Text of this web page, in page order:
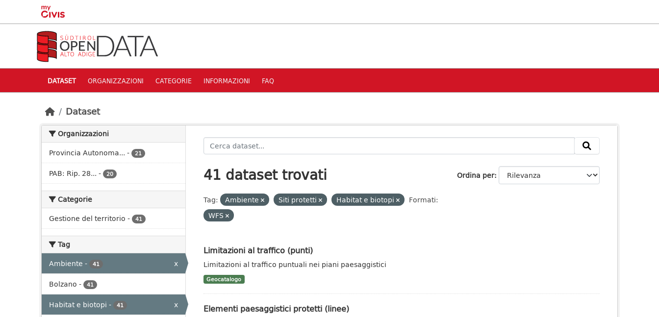
Skip to main content
DATASET ORGANIZZAZIONI CATEGORIE INFORMAZIONI FAQ
Dataset
Organizzazioni
Provincia Autonoma... - 21
PAB: Rip. 28... - 20
Categorie
Gestione del territorio - 41
Tag
Ambiente - 41
x
Bolzano - 41
Habitat e biotopi - 41
x
Ordina per
41 dataset trovati
Tag: Ambiente Siti protetti Habitat e biotopi
Formati:
WFS
Limitazioni al traffico (punti)
Limitazioni al traffico puntuali nei piani paesaggistici
Geocatalogo
Elementi paesaggistici protetti (linee)